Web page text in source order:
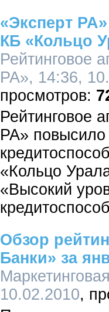
«Эксперт
КБ «Кольцо
Рейтинговое
РА», 14:36,
Рейтинговое
РА» повысило
«Кольцо
«Высокий
Обзор
Банки» за
10.02.2010